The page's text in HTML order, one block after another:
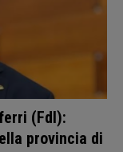
(FdI):
provincia di